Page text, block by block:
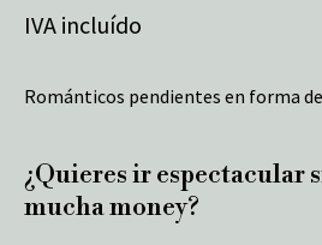
IVA incluído
Románticos pendientes en forma
¿Quieres ir espectacular
mucha money?